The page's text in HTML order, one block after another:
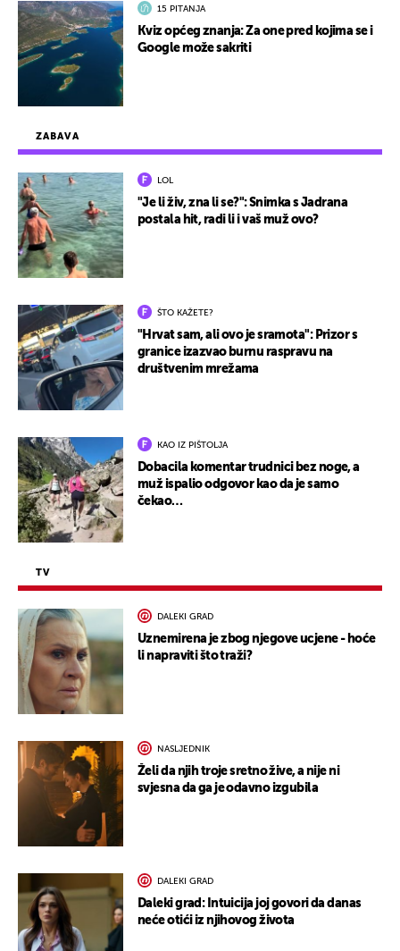
ZABAVA
LOL
"Je li živ, zna li se?": Snimka s Jadrana
postala hit, radi li i vaš muž ovo?
ŠTO KAŽETE?
"Hrvat sam, ali ovo je sramota": Prizor s
granice izazvao burnu raspravu na
društvenim mrežama
KAO IZ PIŠTOLJA
Dobacila komentar trudnici bez noge, a
muž ispalio odgovor kao da je samo
čekao…
TV
DALEKI GRAD
Uznemirena je zbog njegove ucjene - hoće
li napraviti što traži?
NASLJEDNIK
Želi da njih troje sretno žive, a nije ni
svjesna da ga je odavno izgubila
DALEKI GRAD
Daleki grad: Intuicija joj govori da danas
neće otići iz njihovog života
15 PITANJA
Kviz općeg znanja: Za one pred kojima se i
Google može sakriti